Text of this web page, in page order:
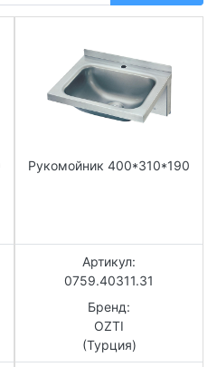
Рукомойник 400*310*190
Артикул:
0759.40311.31
Бренд:
OZTI
(Турция)